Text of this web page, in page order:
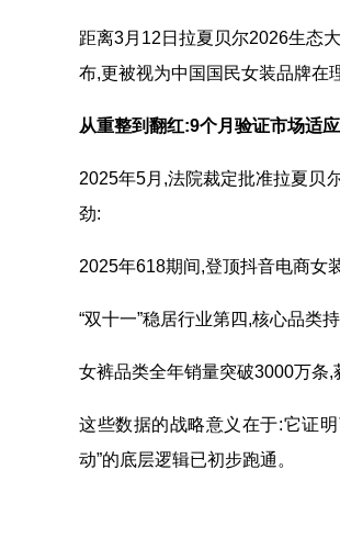
距离3月12日拉夏贝尔2026生态
布,更被视为中国国民女装品牌在
从重整到翻红:9个月验证市场适
2025年5月,法院裁定批准拉夏贝
劲:
2025年618期间,登顶抖音电商女
“双十一”稳居行业第四,核心品类
女裤品类全年销量突破3000万条,
这些数据的战略意义在于:它证
动”的底层逻辑已初步跑通。